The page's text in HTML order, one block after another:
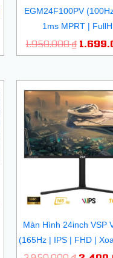
EGM24F100PV
1ms MPRT |
1.950.000₫
16.500.000 ₫.
Màn Hình 24inch VSP
(165Hz | IPS | FHD |
gốc
là: